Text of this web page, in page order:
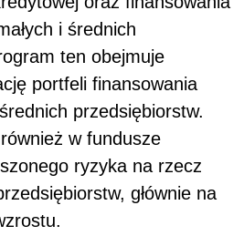
i średnich
ten obejmuje
portfeli finansowania
przedsiębiorstw.
w fundusze
ryzyka na rzecz
głównie na